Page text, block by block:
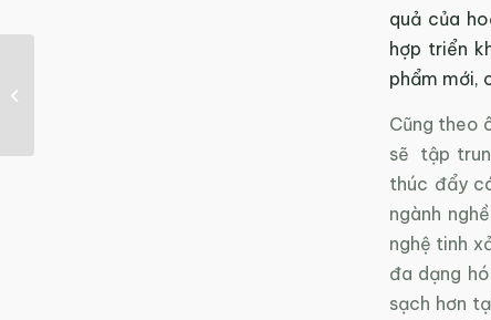
quả của
hợp triển
phẩm mới,
Cũng theo
sẽ tập
thúc đẩy
ngành
nghệ tinh
đa dạng
sạch hơn